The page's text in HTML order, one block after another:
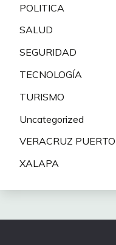
POLITICA
SALUD
SEGURIDAD
TECNOLOGÍA
TURISMO
Uncategorized
VERACRUZ PUERTO
XALAPA